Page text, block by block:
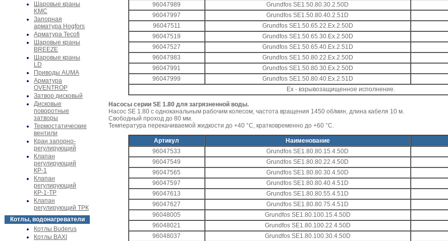
Шаровые краны
KMC
Запорная
арматура Hogfors
Арматура Tecofi
Шаровые краны
BREEZE
Шаровые краны
LD
Приводы AUMA
Арматура
OVENTROP
Затвор дисковый
Дисковые
поворотные
затворы
Термостатические
вентили
Кран запорно-
регулирующий
Клапан
регулирующий
КР-1
Клапан
регулирующий
КР-1-ТР
Клапан
регулирующий ТРК
Котлы, водонагреватели
Котлы Buderus
Котлы BAXI
96047989
Grundfos SE1.50.80.30.2.50D
96047997
Grundfos SE1.50.80.40.2.51D
96047511
Grundfos SE1.50.65.22.Eх.2.50D
96047519
Grundfos SE1.50.65.30.Eх.2.50D
96047527
Grundfos SE1.50.65.40.Eх.2.51D
96047983
Grundfos SE1.50.80.22.Ex.2.50D
96047991
Grundfos SE1.50.80.30.Ex.2.50D
96047999
Grundfos SE1.50.80.40.Ex.2.51D
Ех - взрывозащищенное исполнение.
Насосы серии SE 1.80 для загрязненной воды.
Насос SE 1.80 с одноканальным рабочим колесом, частота вращения 1450 об/мин, длина кабеля 10 м.
Свободный проход до 80 мм.
Температура перекачиваемой жидкости до +40 °C, кратковременно до +60 °C.
Артикул Наименование
96047533
Grundfos SE1.80.80.15.4.50D
96047549
Grundfos SE1.80.80.22.4.50D
96047565
Grundfos SE1.80.80.30.4.50D
96047597
Grundfos SE1.80.80.40.4.51D
96047613
Grundfos SE1.80.80.55.4.51D
96047627
Grundfos SE1.80.80.75.4.51D
96048005
Grundfos SE1.80.100.15.4.50D
96048021
Grundfos SE1.80.100.22.4.50D
96048037
Grundfos SE1.80.100.30.4.50D